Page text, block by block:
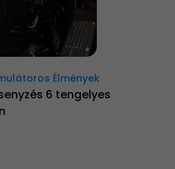
Élmények
6 tengelyes